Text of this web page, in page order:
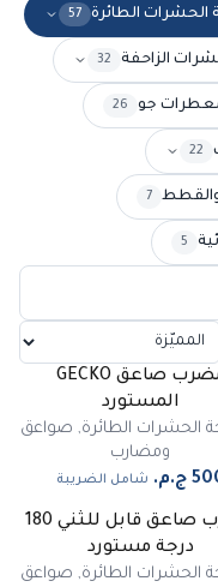
الحشرات الطائرة 57
الزاحفة 32
جو 26
22
والقطط 7
5
مضرب صاعق GECKO
المستورد
الحشرات الطائرة, صواعق
ومضارب
شامل الضريبة
مضرب صاعق قابل للثني 180
درجة مستورد
الحشرات الطائرة, صواعق